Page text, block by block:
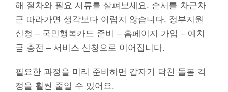
해 절차와 필요 서류를 살펴보세요. 순서를 차근차
근 따라가면 생각보다 어렵지 않습니다. 정부지원
신청 – 국민행복카드 준비 – 홈페이지 가입 – 예치
금 충전 – 서비스 신청으로 이어집니다.
필요한 과정을 미리 준비하면 갑자기 닥친 돌봄 걱
정을 훨씬 줄일 수 있어요.